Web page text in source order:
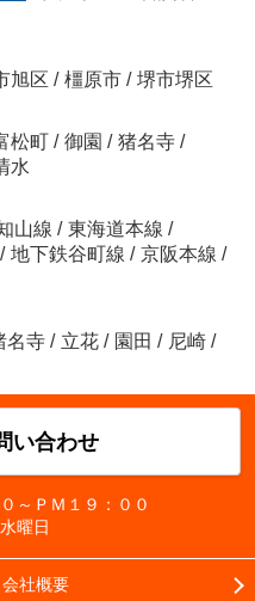
旭区 / 橿原市 / 堺市堺区
松町 / 御園 / 猪名寺 /
水
山線 / 東海道本線 /
/ 地下鉄谷町線 / 京阪本線 /
名寺 / 立花 / 園田 / 尼崎 /
い合わせ
～ＰＭ１９：００
水曜日
会社概要